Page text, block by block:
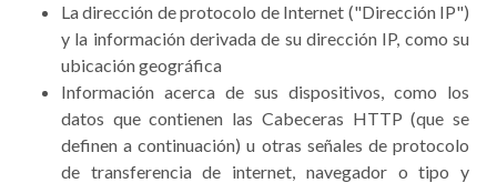
La dirección de protocolo de Internet ("Dirección IP")
y la información derivada de su dirección IP, como su
ubicación geográfica
Información acerca de sus dispositivos, como los
datos que contienen las Cabeceras HTTP (que se
definen a continuación) u otras señales de protocolo
de transferencia de internet, navegador o tipo y